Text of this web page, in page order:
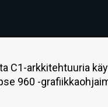
C1-arkkitehtuuria
960 -